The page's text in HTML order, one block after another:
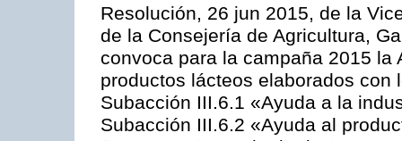
Resolución, 26 jun 2015, de la
de la Consejería de Agricultura,
convoca para la campaña 2015
productos lácteos elaborados
Subacción III.6.1 «Ayuda a la
Subacción III.6.2 «Ayuda al